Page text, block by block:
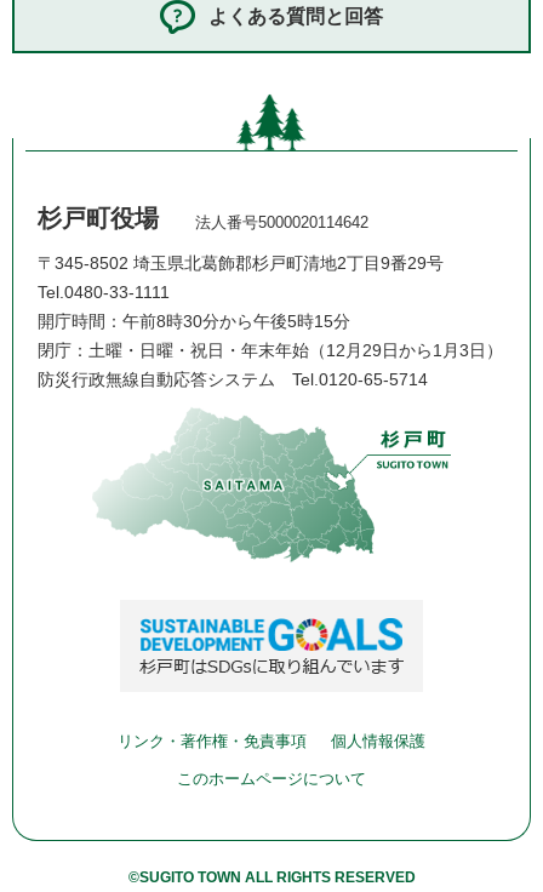
よくある質問と回答
杉戸町役場 法人番号5000020114642
〒345-8502 埼玉県北葛飾郡杉戸町清地2丁目9番29号
Tel.0480-33-1111
開庁時間：午前8時30分から午後5時15分
閉庁：土曜・日曜・祝日・年末年始（12月29日から1月3日）
防災行政無線自動応答システム Tel.0120-65-5714
リンク・著作権・免責事項 個人情報保護
このホームページについて
©SUGITO TOWN ALL RIGHTS RESERVED